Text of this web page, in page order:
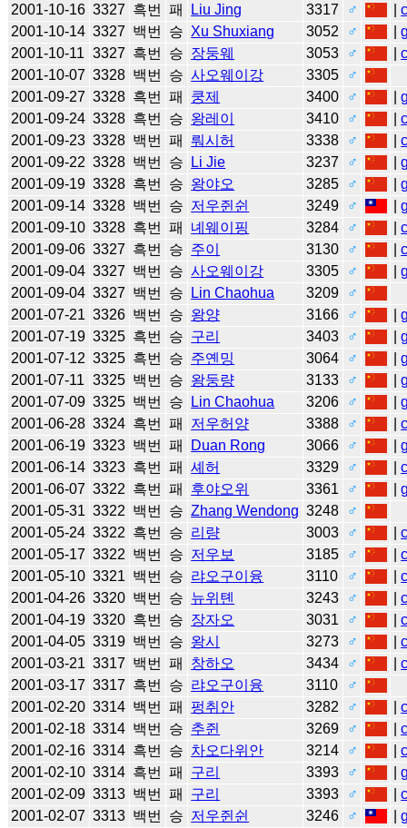
2001-10-16 3327 흑번 패 Liu Jing 3317 ♂ |
2001-10-14 3327 백번 승 Xu Shuxiang 3052 ♂ |
2001-10-11 3327 흑번 승 장둥웨 3053 ♂ |
2001-10-07 3328 백번 승 사오웨이강 3305
♂
2001-09-27 3328 흑번 패 쿵제 3400 ♂ |
2001-09-24 3328 흑번 승 왕레이 3410 ♂ |
2001-09-23 3328 백번 패 뤄시허 3338 ♂ |
2001-09-22 3328 백번 승 Li Jie 3237 ♂ |
2001-09-19 3328 흑번 승 왕야오 3285 ♂ |
2001-09-14 3328 백번 승 저우쥔쉰 3249 ♂ |
2001-09-10 3328 흑번 패 녜웨이핑 3284 ♂ |
2001-09-06 3327 흑번 승 주이 3130 ♂ |
2001-09-04 3327 백번 승 사오웨이강 3305 ♂ |
2001-09-04 3327 백번 승 Lin Chaohua 3209
♂
2001-07-21 3326 백번 승 왕양 3166 ♂ |
2001-07-19 3325 흑번 승 구리 3403 ♂ |
2001-07-12 3325 흑번 승 주옌밍 3064 ♂ |
2001-07-11 3325 백번 승 왕둥량 3133 ♂ |
2001-07-09 3325 백번 승 Lin Chaohua 3206 ♂ |
2001-06-28 3324 흑번 패 저우허양 3388 ♂ |
2001-06-19 3323 백번 패 Duan Rong 3066 ♂ |
2001-06-14 3323 흑번 패 셰허 3329 ♂ |
2001-06-07 3322 흑번 패 후야오위 3361 ♂ |
2001-05-31 3322 백번 승 Zhang Wendong 3248
♂
2001-05-24 3322 흑번 승 리량 3003 ♂ |
2001-05-17 3322 백번 승 저우보 3185 ♂ |
2001-05-10 3321 백번 승 랴오구이융 3110 ♂ |
2001-04-26 3320 백번 승 뉴위톈 3243 ♂ |
2001-04-19 3320 흑번 승 장자오 3031 ♂ |
2001-04-05 3319 백번 승 왕시 3273 ♂ |
2001-03-21 3317 백번 패 창하오 3434 ♂ |
2001-03-17 3317 흑번 승 랴오구이융 3110
♂
2001-02-20 3314 백번 패 펑취안 3282 ♂ |
2001-02-18 3314 백번 승 추쥔 3269 ♂ |
2001-02-16 3314 흑번 승 차오다위안 3214 ♂ |
2001-02-10 3314 흑번 패 구리 3393 ♂ |
2001-02-09 3313 백번 패 구리 3393 ♂ |
2001-02-07 3313 백번 승 저우쥔쉰 3246 ♂ |